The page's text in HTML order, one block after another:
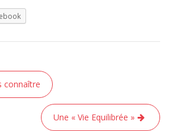
connaître
Une « Vie Equilibrée »